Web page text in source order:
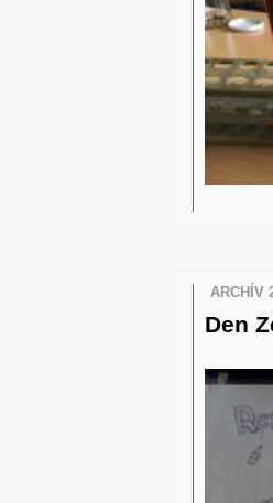
ARCHÍV
Den